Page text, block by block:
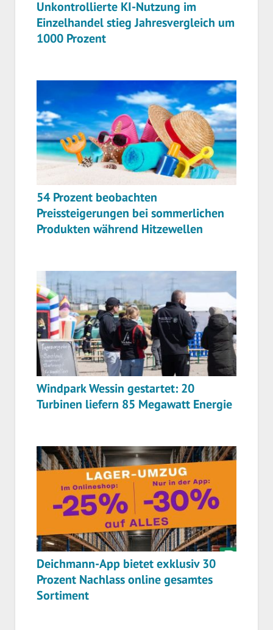
Unkontrollierte KI-Nutzung im
Einzelhandel stieg Jahresvergleich um
1000 Prozent
54 Prozent beobachten
Preissteigerungen bei sommerlichen
Produkten während Hitzewellen
Windpark Wessin gestartet: 20
Turbinen liefern 85 Megawatt Energie
Deichmann-App bietet exklusiv 30
Prozent Nachlass online gesamtes
Sortiment